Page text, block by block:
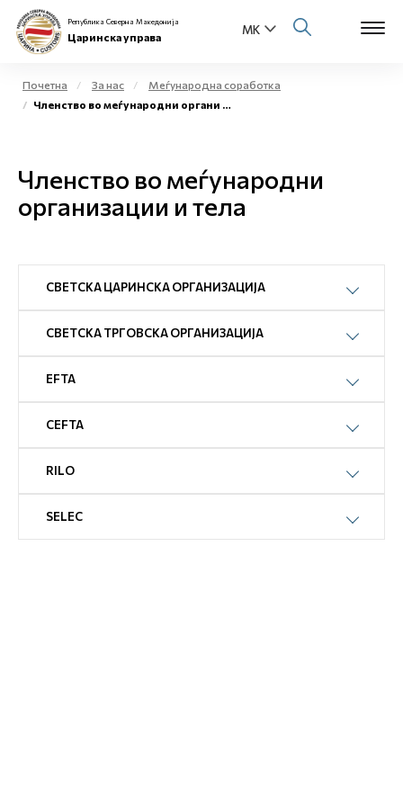
Физички лица
Бизнис заедница
Е-Царина
Медиа центар
Контакт
Е-Весник
Република Северна Македонија
Царинска управа
Почетна За нас
Меѓународна соработка
Членство во меѓународни органи и тела
Членство во меѓународни
организации и тела
СВЕТСКА ЦАРИНСКА ОРГАНИЗАЦИЈА
СВЕТСКА ТРГОВСКА ОРГАНИЗАЦИЈА
EFTA
CEFTA
RILO
SELEC